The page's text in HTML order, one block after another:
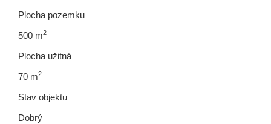
Plocha pozemku
500 m2
Plocha užitná
70 m2
Stav objektu
Dobrý